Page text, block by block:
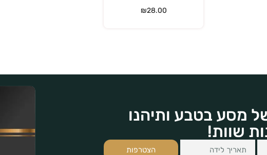
מסע בטבע ותיהנו
שוות!
הצטרפות